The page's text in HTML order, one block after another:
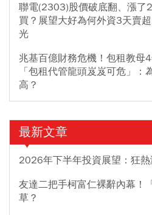
聯電(2303)股價破底翻、漲了
買？展望大好為何外資3天賣
光
兆基百億財務危機！包租教母
「包租代管龍頭岌岌可危」：
高？
最新文章
2026年下半年投資展望：狂
友達二把手柯富仁裸辭內幕！
草？